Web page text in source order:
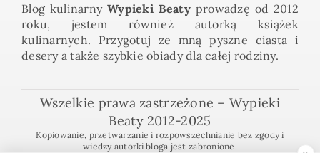
Blog kulinarny Wypieki Beaty prowadzę od 2012
roku, jestem również autorką książek
kulinarnych. Przygotuj ze mną pyszne ciasta i
desery a także szybkie obiady dla całej rodziny.
Wszelkie prawa zastrzeżone – Wypieki
Beaty 2012-2025
Kopiowanie, przetwarzanie i rozpowszechnianie bez zgody i
wiedzy autorki bloga jest zabronione.